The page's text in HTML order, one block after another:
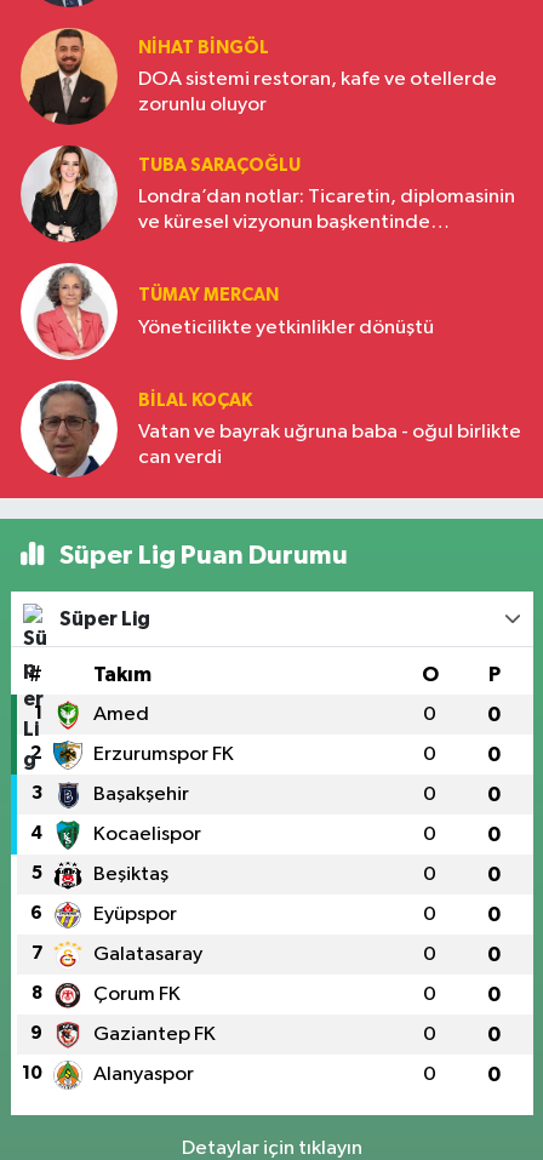
NIHAT BINGÖL
DOA sistemi restoran, kafe ve otellerde
zorunlu oluyor
TUBA SARAÇOĞLU
Londra’dan notlar: Ticaretin, diplomasinin
ve küresel vizyonun başkentinde
TÜMAY MERCAN
Yöneticilikte yetkinlikler dönüştü
BILAL KOÇAK
Vatan ve bayrak uğruna baba - oğul birlikte
can verdi
Süper Lig Puan Durumu
Süper Lig
# Takım O P
1 Amed 0 0
2 Erzurumspor FK 0 0
3 Başakşehir 0 0
4 Kocaelispor 0 0
5 Beşiktaş 0 0
6 Eyüpspor 0 0
7 Galatasaray 0 0
8 Çorum FK 0 0
9 Gaziantep FK 0 0
10 Alanyaspor 0 0
Detaylar için tıklayın